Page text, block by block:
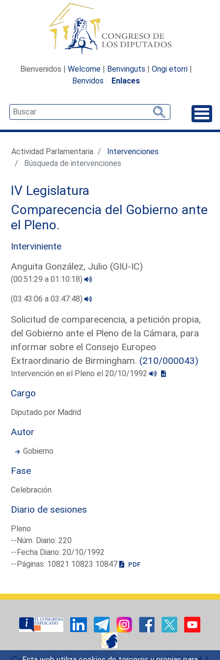
Bienvenidos | Welcome | Benvinguts | Ongi etorri |
Benvidos
Enlaces
Actividad Parlamentaria
Intervenciones
Búsqueda de intervenciones
IV Legislatura
Comparecencia del Gobierno ante
el Pleno.
Interviniente
Anguita González, Julio (GIU-IC)
(00:51:29 a 01:10:18)
(03:43:06 a 03:47:48)
Solicitud de comparecencia, a petición propia,
del Gobierno ante el Pleno de la Cámara, para
informar sobre el Consejo Europeo
Extraordinario de Birmingham. (210/000043)
Intervención en el Pleno el 20/10/1992
Cargo
Diputado por Madrid
Autor
Gobierno
Fase
Celebración
Diario de sesiones
Pleno
--Núm. Diario: 220
--Fecha Diario: 20/10/1992
--Páginas: 10821 10823 10847
PDF